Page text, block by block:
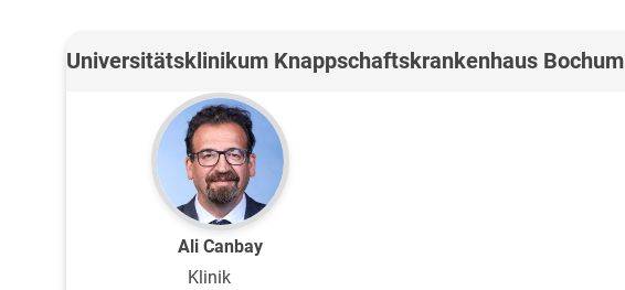
Universitätsklinikum Knappschaftskrankenhaus Bochum
Ali Canbay
Klinik